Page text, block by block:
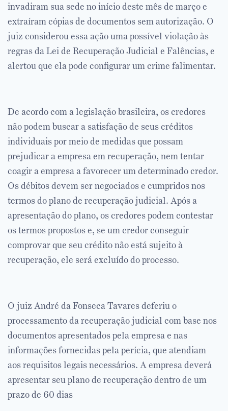
invadiram sua sede no início deste mês de março e
extraíram cópias de documentos sem autorização. O
juiz considerou essa ação uma possível violação às
regras da Lei de Recuperação Judicial e Falências, e
alertou que ela pode configurar um crime falimentar.
De acordo com a legislação brasileira, os credores
não podem buscar a satisfação de seus créditos
individuais por meio de medidas que possam
prejudicar a empresa em recuperação, nem tentar
coagir a empresa a favorecer um determinado credor.
Os débitos devem ser negociados e cumpridos nos
termos do plano de recuperação judicial. Após a
apresentação do plano, os credores podem contestar
os termos propostos e, se um credor conseguir
comprovar que seu crédito não está sujeito à
recuperação, ele será excluído do processo.
O juiz André da Fonseca Tavares deferiu o
processamento da recuperação judicial com base nos
documentos apresentados pela empresa e nas
informações fornecidas pela perícia, que atendiam
aos requisitos legais necessários. A empresa deverá
apresentar seu plano de recuperação dentro de um
prazo de 60 dias